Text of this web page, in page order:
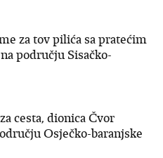
za tov pilića sa pratećim
području Sisačko-
cesta, dionica Čvor
Osječko-baranjske